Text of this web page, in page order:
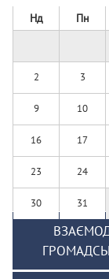
Нд Пн
2 3
9 10
16 17
23 24
30 31